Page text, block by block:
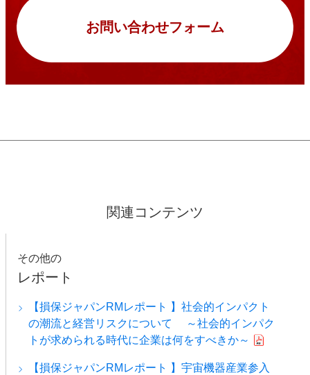
お問い合わせフォーム
関連コンテンツ
その他の
レポート
【損保ジャパンRMレポート 】社会的インパクト
の潮流と経営リスクについて ～社会的インパク
トが求められる時代に企業は何をすべきか～
【損保ジャパンRMレポート 】宇宙機器産業参入